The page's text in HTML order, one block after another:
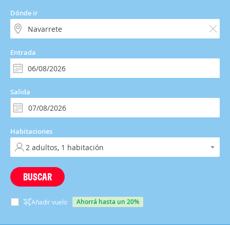
Dónde ir
Entrada
Salida
Habitaciones
BUSCAR
Añadir vuelo ahorrá hasta un 20%